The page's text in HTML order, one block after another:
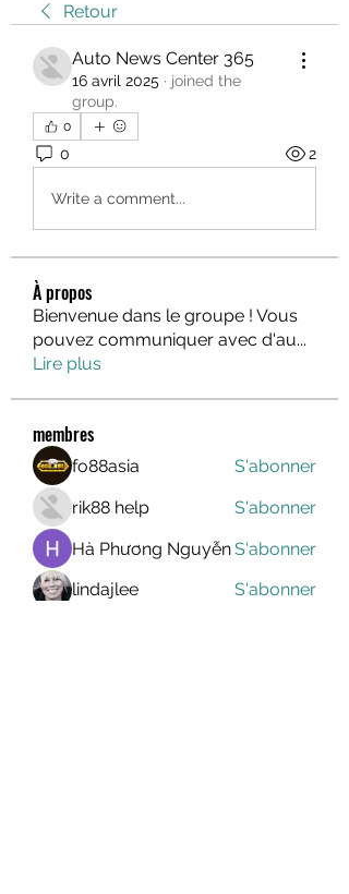
Retour
Auto News Center 365
16 avril 2025 · joined the
group.
0
0 2
Write a comment...
À propos
Bienvenue dans le groupe ! Vous
pouvez communiquer avec d'au...
Lire plus
membres
fo88asia
S'abonner
rik88 help
S'abonner
Hà Phương NguyễnS'abonner
lindajlee
S'abonner